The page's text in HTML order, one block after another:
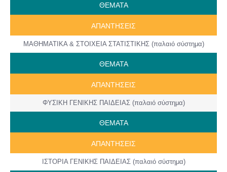
ΘΕΜΑΤΑ
ΑΠΑΝΤΗΣΕΙΣ
ΜΑΘΗΜΑΤΙΚΑ & ΣΤΟΙΧΕΙΑ ΣΤΑΤΙΣΤΙΚΗΣ (παλαιό σύστημα)
ΘΕΜΑΤΑ
ΑΠΑΝΤΗΣΕΙΣ
ΦΥΣΙΚΗ ΓΕΝΙΚΗΣ ΠΑΙΔΕΙΑΣ (παλαιό σύστημα)
ΘΕΜΑΤΑ
ΑΠΑΝΤΗΣΕΙΣ
ΙΣΤΟΡΙΑ ΓΕΝΙΚΗΣ ΠΑΙΔΕΙΑΣ (παλαιό σύστημα)